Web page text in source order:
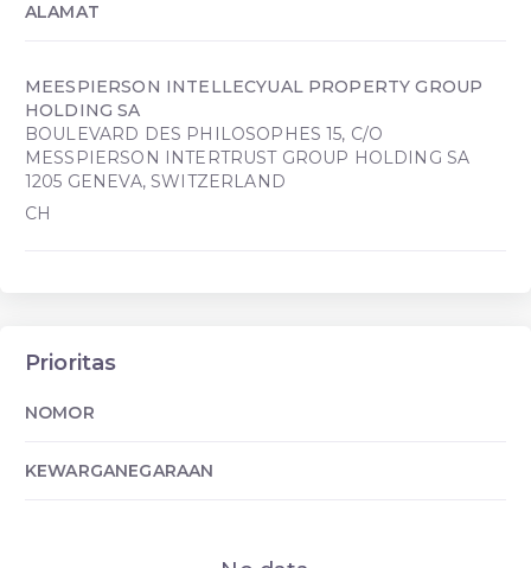
ALAMAT
MEESPIERSON INTELLECYUAL PROPERTY GROUP
HOLDING SA
BOULEVARD DES PHILOSOPHES 15, C/O
MESSPIERSON INTERTRUST GROUP HOLDING SA
1205 GENEVA, SWITZERLAND
CH
Prioritas
NOMOR
KEWARGANEGARAAN